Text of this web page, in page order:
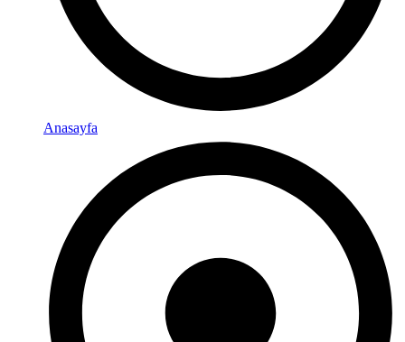
Anasayfa